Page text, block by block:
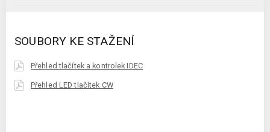
SOUBORY KE STAŽENÍ
Přehled tlačítek a kontrolek IDEC
Přehled LED tlačítek CW